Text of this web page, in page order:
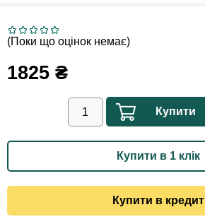
(Поки що оцінок немає)
1825 ₴
Купити
Купити в 1 клік
Купити в кредит